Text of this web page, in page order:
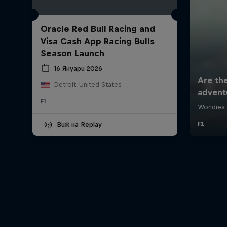
Oracle Red Bull Racing and
Visa Cash App Racing Bulls
Season Launch
16 Януари 2026
Detroit, United States
F1
Виж на Replay